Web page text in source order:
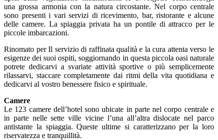
una grossa armonia con la natura circostante. Nel corpo centrale
sono presenti i vari servizi di ricevimento, bar, ristorante e alcune
delle camere. La spiaggia privata ha un pontile di attracco per le
piccole imbarcazioni.
Rinomato per Il servizio di raffinata qualità e la cura attenta verso le
esigenze dei suoi ospiti, soggiornando in questa piccola oasi naturale
potrete dedicarvi a svariate attività sportive o più semplicemente
rilassarvi, staccare completamente dai ritmi della vita quotidiana e
dedicarvi al vostro benessere fisico e spirituale.
Camere
Le 123 camere dell’hotel sono ubicate in parte nel corpo centrale e
in parte nelle sette ville vicine l’una all’altra dislocate nel parco
antistante la spiaggia. Queste ultime si caratterizzano per la loro
riservatezza e tranquillità.